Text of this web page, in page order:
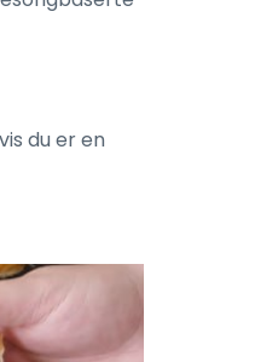
du er en